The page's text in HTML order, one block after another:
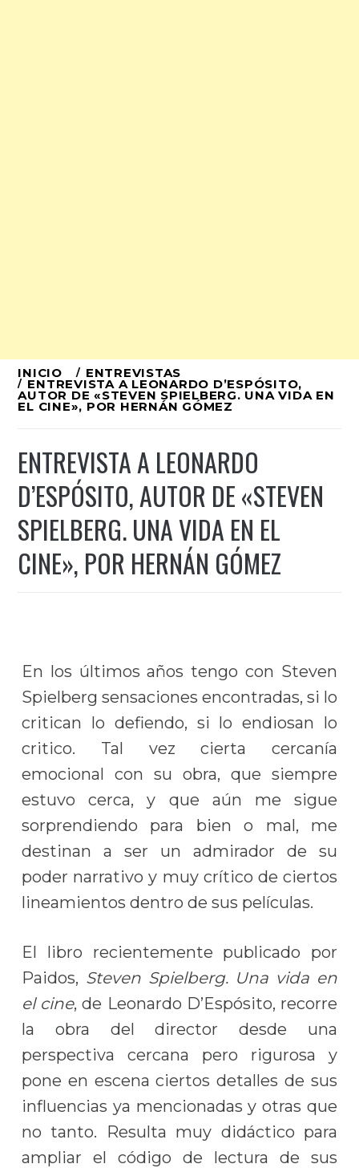
Ir
al
INICIO ENTREVISTAS
ENTREVISTA A LEONARDO D’ESPÓSITO,
AUTOR DE «STEVEN SPIELBERG. UNA VIDA EN
EL CINE», POR HERNÁN GÓMEZ
ENTREVISTA A LEONARDO
D’ESPÓSITO, AUTOR DE «STEVEN
SPIELBERG. UNA VIDA EN EL
CINE», POR HERNÁN GÓMEZ
En los últimos años tengo con Steven
Spielberg sensaciones encontradas, si lo
critican lo defiendo, si lo endiosan lo
critico. Tal vez cierta cercanía
emocional con su obra, que siempre
estuvo cerca, y que aún me sigue
sorprendiendo para bien o mal, me
destinan a ser un admirador de su
poder narrativo y muy crítico de ciertos
lineamientos dentro de sus películas.
El libro recientemente publicado por
Paidos, Steven Spielberg. Una vida en
elcine, de Leonardo D’Espósito, recorre
la obra del director desde una
perspectiva cercana pero rigurosa y
pone en escena ciertos detalles de sus
influencias ya mencionadas y otras que
no tanto. Resulta muy didáctico para
ampliar el código de lectura de sus